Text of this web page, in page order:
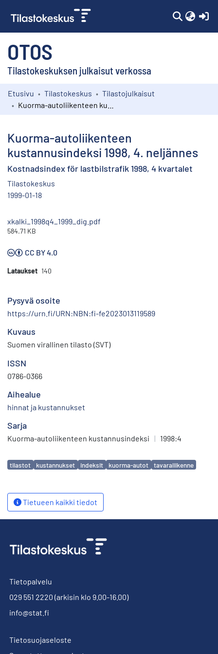
OTOS
Tilastokeskuksen julkaisut verkossa
Kokoelmat
Etusivu Tilastokeskus
Tilastojulkaisut
Kuorma-autoliikenteen
kustannusindeksi 1998, 4. neljännes
Kostnadsindex för lastbilstrafik 1998, 4 kvartalet
Tilastokeskus
1999-01-18
xkalki_1998q4_1999_dig.pdf
584.71 KB
CC BY 4.0
Lataukset 140
Pysyvä osoite
https://urn.fi/URN:NBN:fi-fe2023013119589
Kuvaus
Suomen virallinen tilasto (SVT)
ISSN
0786-0366
Aihealue
hinnat ja kustannukset
Sarja
Kuorma-autoliikenteen kustannusindeksi | 1998:4
Avainsanat
tilastot kustannukset indeksit kuorma-autot tavaraliikenne
Tietueen kaikki tiedot
Tietopalvelu
029 551 2220 (arkisin klo 9.00-16.00)
info@stat.fi
Tietosuojaseloste